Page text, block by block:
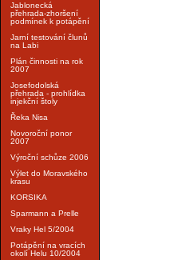
Jablonecká
přehrada-zhoršení
podmínek k potápění
Jarní testování člunů
na Labi
Plán činnosti na rok
2007
Josefodolská
přehrada - prohlídka
injekční štoly
Řeka Nisa
Novoroční ponor
2007
Výroční schůze 2006
Výlet do Moravského
krasu
KORSIKA
Sparmann a Prelle
Vraky Hel 5/2004
Potápění na vracích
okolí Helu 10/2004